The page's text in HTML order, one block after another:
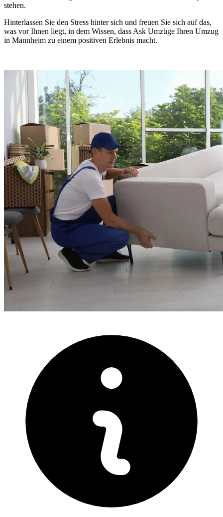
stehen.
Hinterlassen Sie den Stress hinter sich und freuen Sie sich auf das,
was vor Ihnen liegt, in dem Wissen, dass Ask Umzüge Ihren Umzug
in Mannheim zu einem positiven Erlebnis macht.